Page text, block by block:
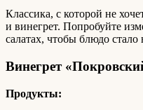
Классика, с которой не
и винегрет. Попробуйте
салатах, чтобы блюдо
Винегрет
Продукты: